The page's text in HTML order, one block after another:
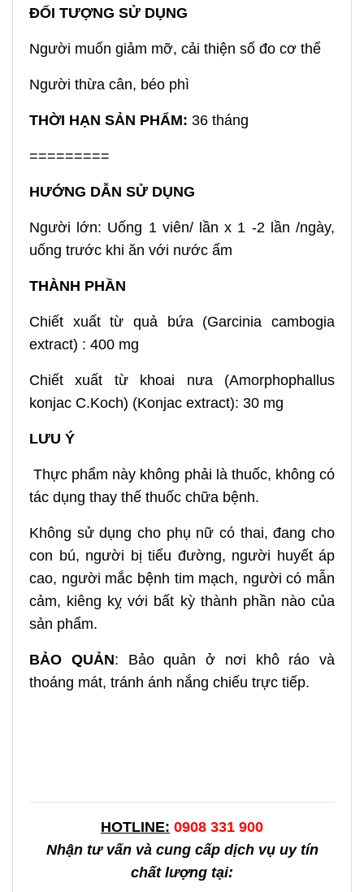
ĐỐI TƯỢNG SỬ DỤNG
Người muốn giảm mỡ, cải thiện số đo cơ thể
Người thừa cân, béo phì
THỜI HẠN SẢN PHẨM: 36 tháng
=========
HƯỚNG DẪN SỬ DỤNG
Người lớn: Uống 1 viên/ lần x 1 -2 lần /ngày,
uống trước khi ăn với nước ấm
THÀNH PHẦN
Chiết xuất từ quả bứa (Garcinia cambogia
extract) : 400 mg
Chiết xuất từ khoai nưa (Amorphophallus
konjac C.Koch) (Konjac extract): 30 mg
LƯU Ý
Thực phẩm này không phải là thuốc, không có
tác dụng thay thế thuốc chữa bệnh.
Không sử dụng cho phụ nữ có thai, đang cho
con bú, người bị tiểu đường, người huyết áp
cao, người mắc bệnh tim mạch, người có mẫn
cảm, kiêng kỵ với bất kỳ thành phần nào của
sản phẩm.
BẢO QUẢN: Bảo quản ở nơi khô ráo và
thoáng mát, tránh ánh nắng chiếu trực tiếp.
HOTLINE: 0908 331 900
Nhận tư vấn và cung cấp dịch vụ uy tín
chất lượng tại: